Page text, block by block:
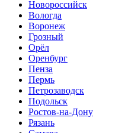
Новороссийск
Вологда
Воронеж
Грозный
Орёл
Оренбург
Пенза
Пермь
Петрозаводск
Подольск
Ростов-на-Дону
Рязань